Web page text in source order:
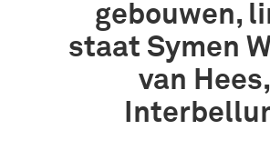
gebouwen,
staat Symen
van Hees,